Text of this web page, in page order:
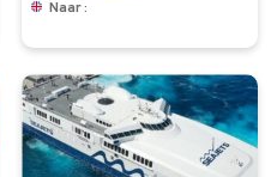
Naar